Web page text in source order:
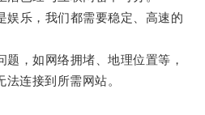
乐，我们都需要稳定、高速的
，如网络拥堵、地理位置等，
连接到所需网站。